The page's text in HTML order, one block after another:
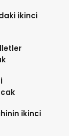
ikinci
ikinci